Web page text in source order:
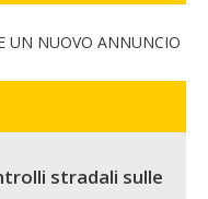
UN NUOVO ANNUNCIO
stradali sulle